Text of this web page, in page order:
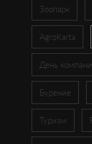
Зоопарк
AgroKarta
День
Бурение
Туризм